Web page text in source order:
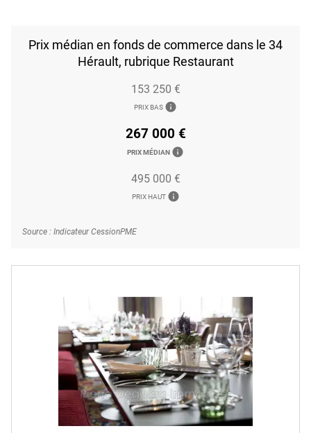
Prix médian en fonds de commerce dans le 34
Hérault, rubrique Restaurant
153 250 €
PRIX BAS info
267 000 €
PRIX MÉDIAN info
495 000 €
PRIX HAUT info
Source : Indicateur CessionPME